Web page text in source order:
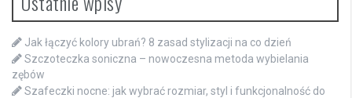
Jak łączyć kolory ubrań? 8 zasad stylizacji na co dzień
Szczoteczka soniczna – nowoczesna metoda wybielania
zębów
Szafeczki nocne: jak wybrać rozmiar, styl i funkcjonalność do